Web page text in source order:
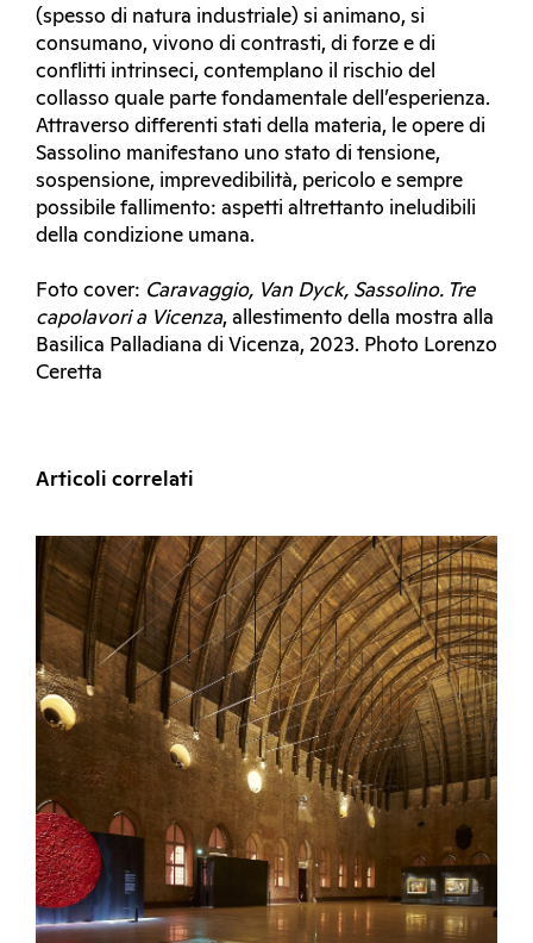
(spesso di natura industriale) si animano, si
consumano, vivono di contrasti, di forze e di
conflitti intrinseci, contemplano il rischio del
collasso quale parte fondamentale dell’esperienza.
Attraverso differenti stati della materia, le opere di
Sassolino manifestano uno stato di tensione,
sospensione, imprevedibilità, pericolo e sempre
possibile fallimento: aspetti altrettanto ineludibili
della condizione umana.
Foto cover: Caravaggio, Van Dyck, Sassolino. Tre
capolavori a Vicenza, allestimento della mostra alla
Basilica Palladiana di Vicenza, 2023. Photo Lorenzo
Ceretta
Articoli correlati